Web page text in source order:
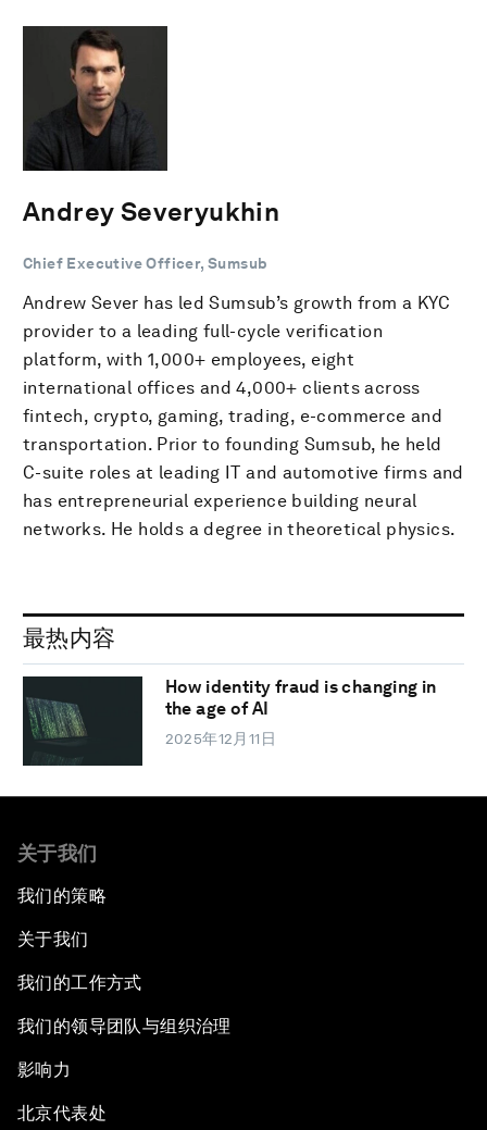
Andrey Severyukhin
Chief Executive Officer, Sumsub
Andrew Sever has led Sumsub’s growth from a KYC
provider to a leading full-cycle verification
platform, with 1,000+ employees, eight
international offices and 4,000+ clients across
fintech, crypto, gaming, trading, e-commerce and
transportation. Prior to founding Sumsub, he held
C-suite roles at leading IT and automotive firms and
has entrepreneurial experience building neural
networks. He holds a degree in theoretical physics.
最热内容
How identity fraud is changing in
the age of AI
2025年12月11日
关于我们
我们的策略
关于我们
我们的工作方式
我们的领导团队与组织治理
影响力
北京代表处